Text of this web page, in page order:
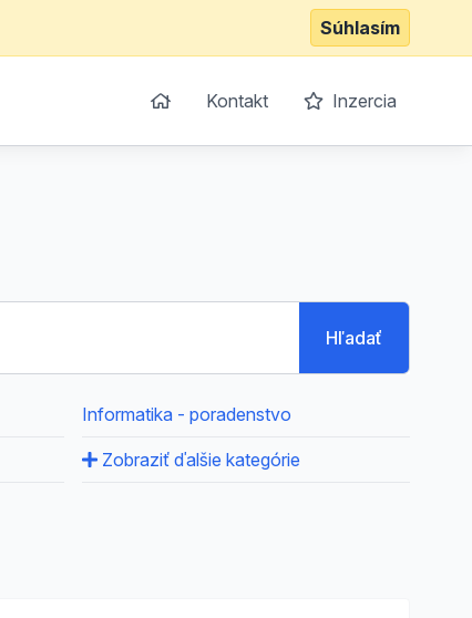
Súhlasím
Kontakt Inzercia
Hľadať
Informatika - poradenstvo
Zobraziť ďalšie kategórie